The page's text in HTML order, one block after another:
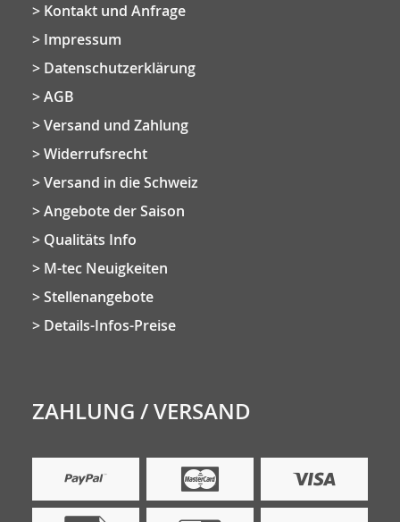
Kontakt und Anfrage
Impressum
Datenschutzerklärung
AGB
Versand und Zahlung
Widerrufsrecht
Versand in die Schweiz
Angebote der Saison
Qualitäts Info
M-tec Neuigkeiten
Stellenangebote
Details-Infos-Preise
ZAHLUNG / VERSAND